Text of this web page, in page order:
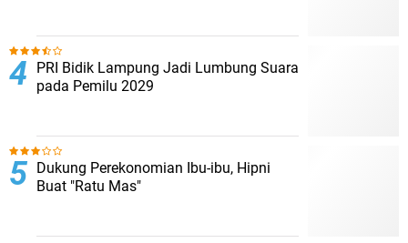
PRI Bidik Lampung Jadi Lumbung Suara
pada Pemilu 2029
Dukung Perekonomian Ibu-ibu, Hipni
Buat "Ratu Mas"